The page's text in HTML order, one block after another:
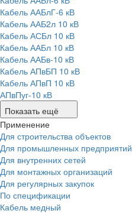
Кабель ААБлГ-6 кВ
Кабель ААБ2л 10 кВ
Кабель АСБл 10 кВ
Кабель ААБл 10 кВ
Кабель ААБв-10 кВ
Кабель АПвБП 10 кВ
Кабель АПвП 10 кВ
АПвПуг-10 кВ
Показать ещё
Применение
Для строительства объектов
Для промышленных предприятий
Для внутренних сетей
Для монтажных организаций
Для регулярных закупок
По спецификации
Кабель медный